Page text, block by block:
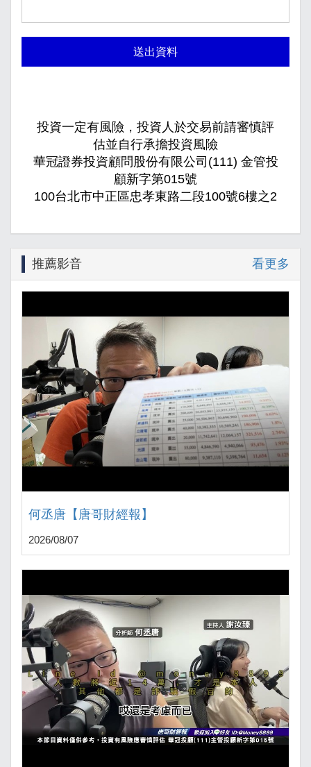
送出資料
投資一定有風險，投資人於交易前請審慎評
估並自行承擔投資風險
華冠證券投資顧問股份有限公司(111) 金管投
顧新字第015號
100台北市中正區忠孝東路二段100號6樓之2
推薦影音 看更多
何丞唐【唐哥財經報】
2026/08/07